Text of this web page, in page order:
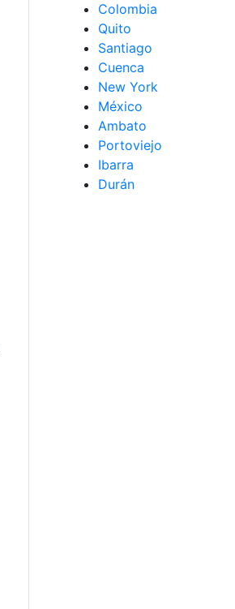
Colombia
Quito
Santiago
Cuenca
New York
México
Ambato
Portoviejo
Ibarra
Durán